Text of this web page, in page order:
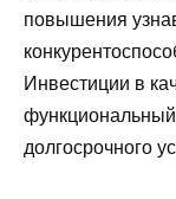
повышения
Инвестиции в
функциональный
долгосрочного